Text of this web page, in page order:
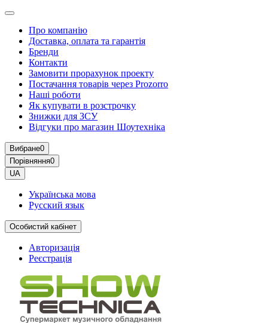
Про компанію
Доставка, оплата та гарантія
Бренди
Контакти
Замовити прорахунок проекту
Постачання товарів через Prozorro
Наші роботи
Як купувати в розстрочку
Знижки для ЗСУ
Відгуки про магазин Шоутехнiка
Вибране0
Порівняння0
UA
Українська мова
Русский язык
Особистий кабінет
Авторизація
Реєстрація